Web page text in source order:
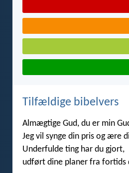
Tilfældige bibelvers
Almægtige Gud, du er min
Jeg vil synge din pris og ære
Underfulde ting har du gjort,
udført dine planer fra fortids